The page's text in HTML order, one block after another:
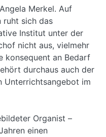
Merkel. Auf
ruht sich das
Institut unter der
nicht aus, vielmehr
konsequent an Bedarf
durchaus auch der
Unterrichtsangebot im
Organist –
einen